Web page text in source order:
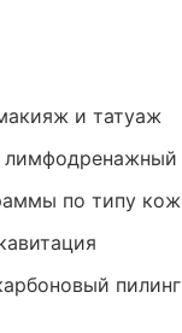
и татуаж
по типу
пилинг